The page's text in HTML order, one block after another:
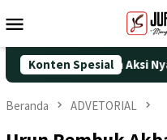
ke
Mobile
Konten Spesial
25 dengan Aksi Nyata di
Beranda ADVETORIAL